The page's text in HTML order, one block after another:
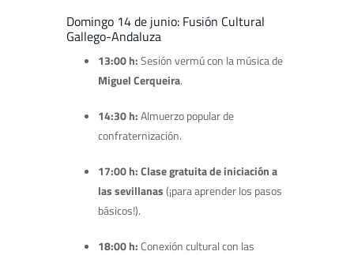
Domingo 14 de junio: Fusión Cultural
Gallego-Andaluza
13:00 h:Sesión vermú con la música de
Miguel Cerqueira.
14:30 h:Almuerzo popular de
confraternización.
17:00 h:Clase gratuita de iniciación a
las sevillanas(¡para aprender los pasos
básicos!).
18:00 h:Conexión cultural con las